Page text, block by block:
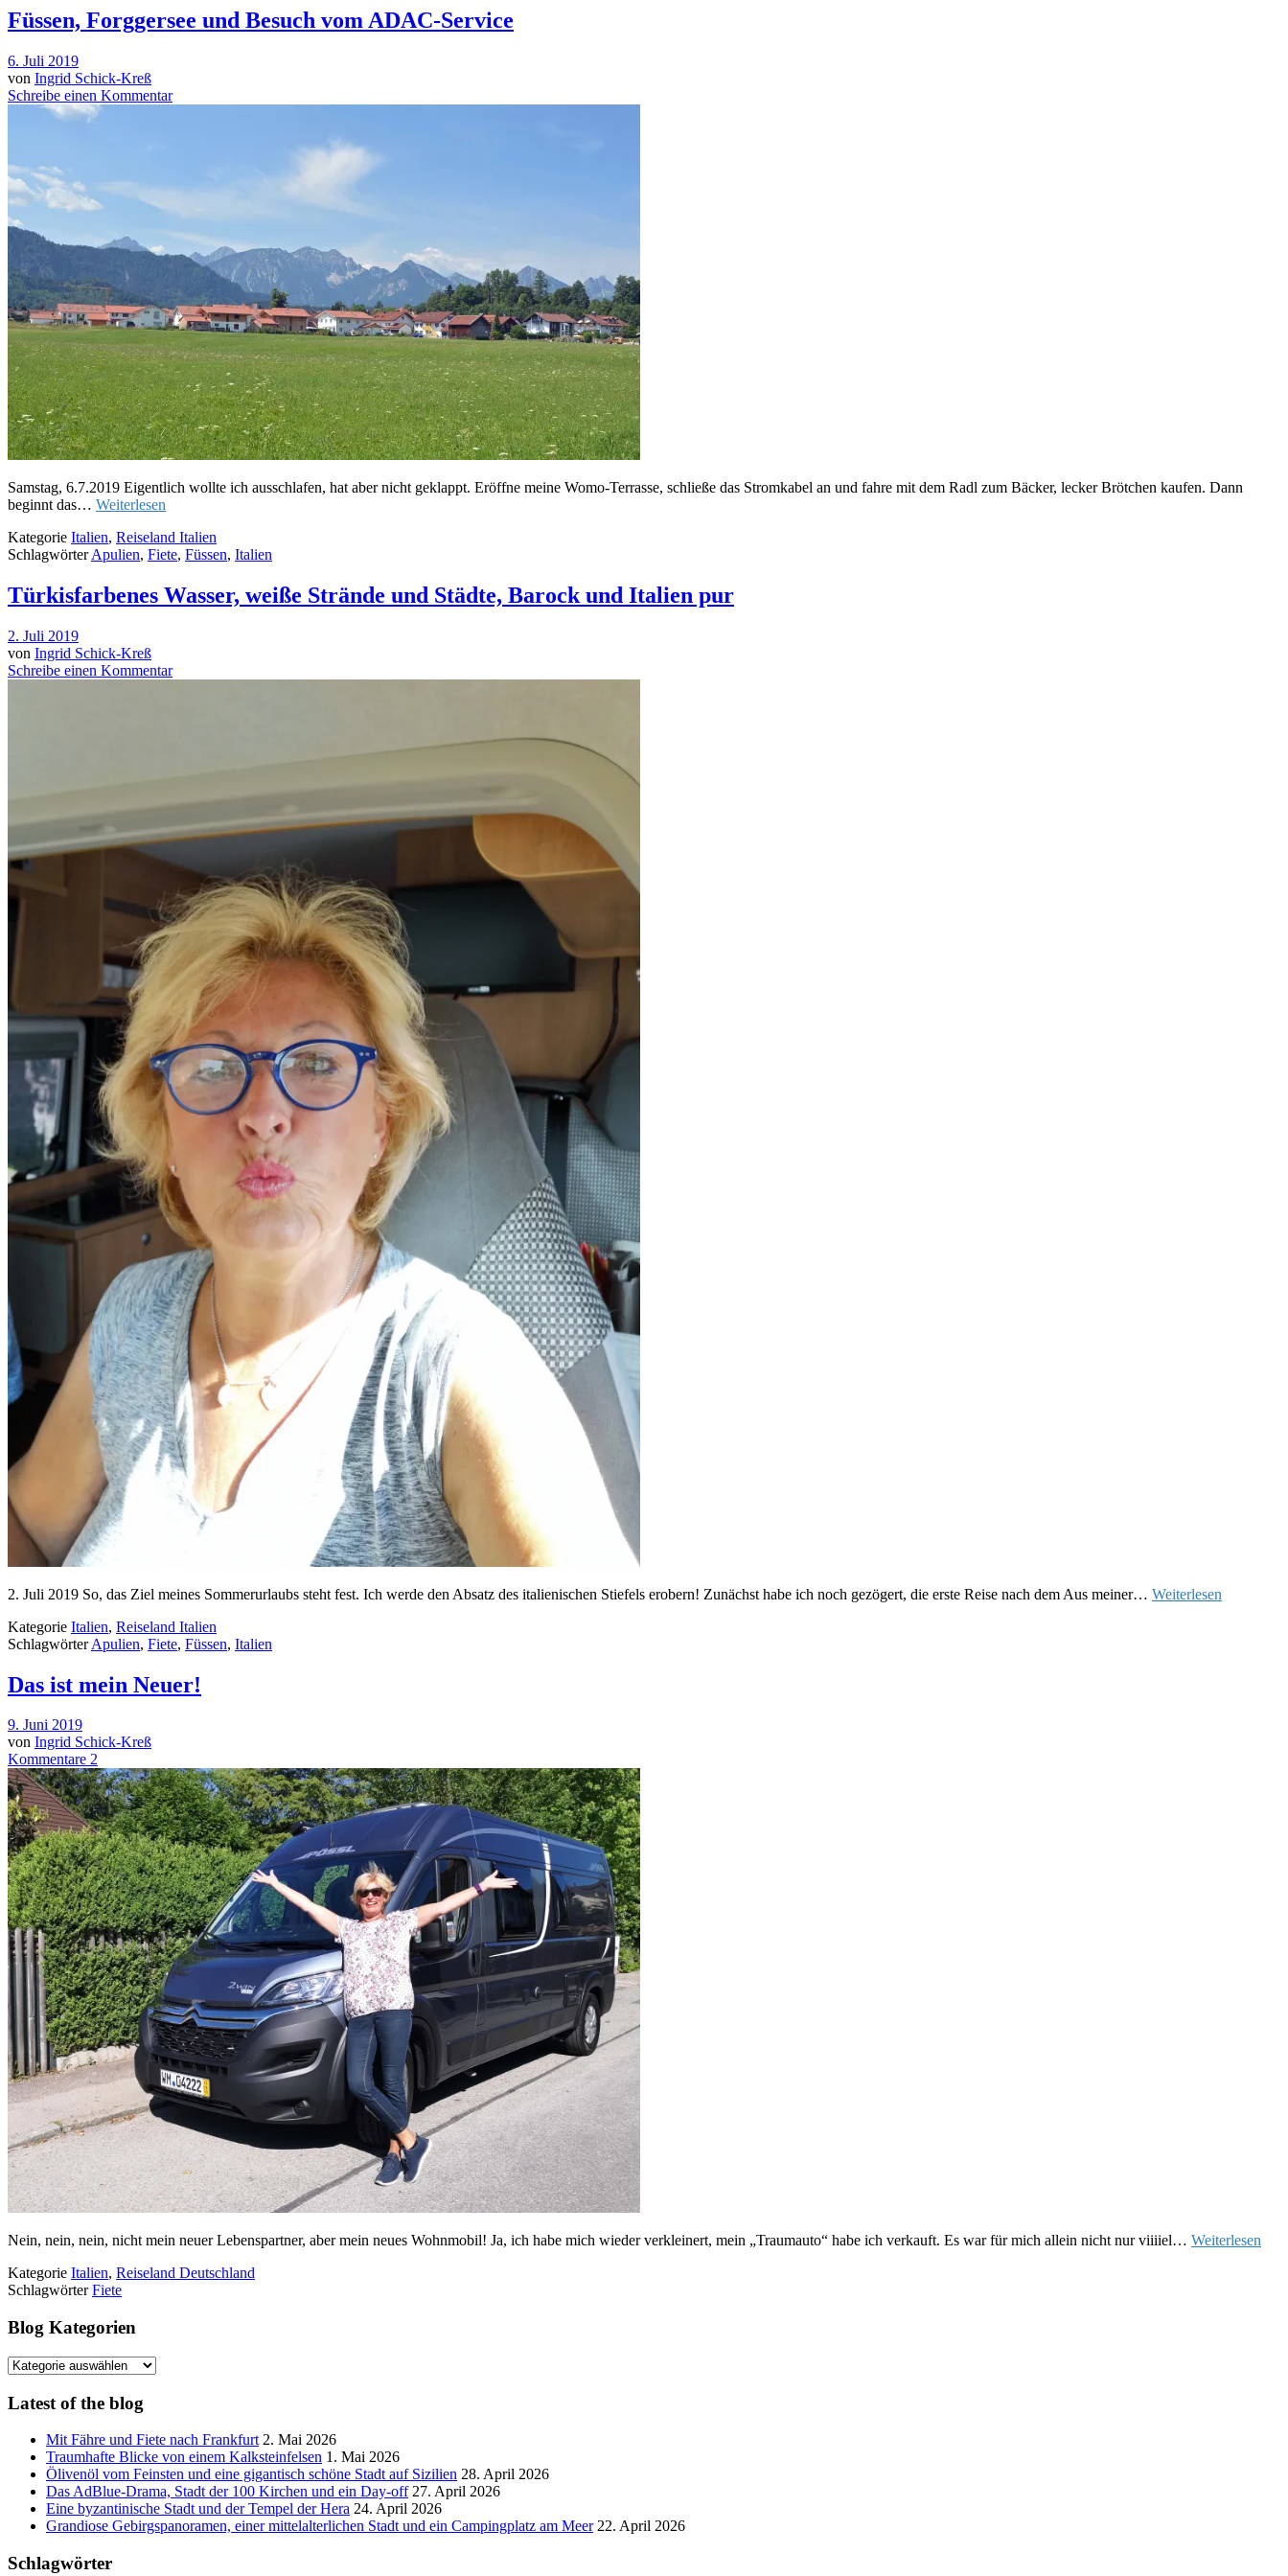
Füssen, Forggersee und Besuch vom ADAC-Service
6. Juli 2019
von Ingrid Schick-Kreß
Schreibe einen Kommentar
Samstag, 6.7.2019 Eigentlich wollte ich ausschlafen, hat aber nicht geklappt. Eröffne meine Womo-Terrasse, schließe das Stromkabel an und fahre mit dem Radl zum Bäcker, lecker Brötchen kaufen. Dann
beginnt das… Weiterlesen
Kategorie Italien, Reiseland Italien
SchlagwörterApulien, Fiete, Füssen, Italien
Türkisfarbenes Wasser, weiße Strände und Städte, Barock und Italien pur
2. Juli 2019
von Ingrid Schick-Kreß
Schreibe einen Kommentar
2. Juli 2019 So, das Ziel meines Sommerurlaubs steht fest. Ich werde den Absatz des italienischen Stiefels erobern! Zunächst habe ich noch gezögert, die erste Reise nach dem Aus meiner… Weiterlesen
Kategorie Italien, Reiseland Italien
SchlagwörterApulien, Fiete, Füssen, Italien
Das ist mein Neuer!
9. Juni 2019
von Ingrid Schick-Kreß
Kommentare 2
Nein, nein, nein, nicht mein neuer Lebenspartner, aber mein neues Wohnmobil! Ja, ich habe mich wieder verkleinert, mein „Traumauto“ habe ich verkauft. Es war für mich allein nicht nur viiiiel… Weiterlesen
Kategorie Italien, Reiseland Deutschland
SchlagwörterFiete
Blog Kategorien
Blog
Latest of the blog
Mit Fähre und Fiete nach Frankfurt 2. Mai 2026
Traumhafte Blicke von einem Kalksteinfelsen 1. Mai 2026
Ölivenöl vom Feinsten und eine gigantisch schöne Stadt auf Sizilien 28. April 2026
Das AdBlue-Drama, Stadt der 100 Kirchen und ein Day-off 27. April 2026
Eine byzantinische Stadt und der Tempel der Hera 24. April 2026
Grandiose Gebirgspanoramen, einer mittelalterlichen Stadt und ein Campingplatz am Meer 22. April 2026
Schlagwörter